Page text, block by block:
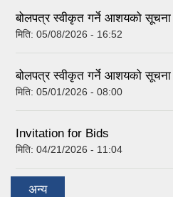
बोलपत्र स्वीकृत गर्ने आशयको सूचना
मिति: 05/08/2026 - 16:52
बोलपत्र स्वीकृत गर्ने आशयको सूचना
मिति: 05/01/2026 - 08:00
Invitation for Bids
मिति: 04/21/2026 - 11:04
अन्य